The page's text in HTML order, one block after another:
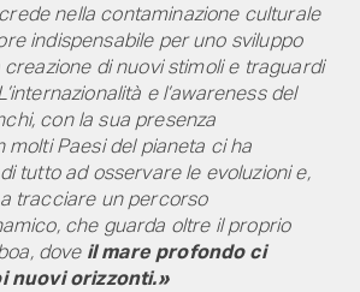
nella contaminazione culturale
indispensabile per uno sviluppo
di nuovi stimoli e traguardi
e l’awareness del
con la sua presenza
molti Paesi del pianeta ci ha
tutto ad osservare le evoluzioni e,
tracciare un percorso
che guarda oltre il proprio
doveil mare profondo ci
nuovi orizzonti.»